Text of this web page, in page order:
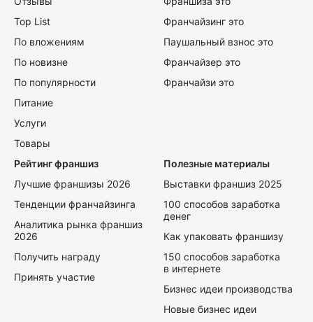
Top List
По вложениям
По новизне
По популярности
Питание
Услуги
Товары
Франчайзинг это
Паушальный взнос это
Франчайзер это
Франчайзи это
Рейтинг франшиз
Лучшие франшизы 2026
Тенденции франчайзинга
Аналитика рынка франшиз
2026
Получить награду
Принять участие
Полезные материалы
Выставки франшиз 2025
100 способов заработка
денег
Как упаковать франшизу
150 способов заработка
в интернете
Бизнес идеи производства
Новые бизнес идеи